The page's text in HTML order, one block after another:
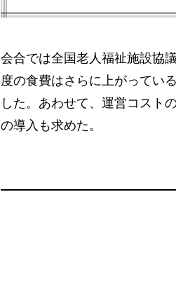
会合では全国老人福祉施設協
度の食費はさらに上がってい
した。あわせて、運営コスト
の導入も求めた。